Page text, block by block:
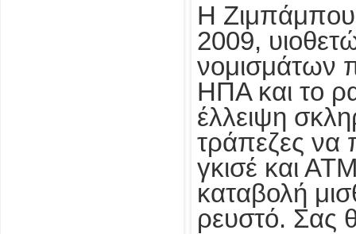
Η
2009,
νομισμάτων
ΗΠΑ και το
έλλειψη
τράπεζες να
γκισέ και
καταβολή
ρευστό. Σας